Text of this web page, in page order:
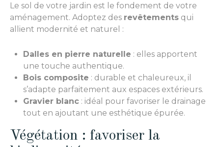
Le sol de votre jardin est le fondement de votre
aménagement. Adoptez des revêtements qui
allient modernité et naturel :
Dalles en pierre naturelle : elles apportent
une touche authentique.
Bois composite : durable et chaleureux, il
s’adapte parfaitement aux espaces extérieurs.
Gravier blanc : idéal pour favoriser le drainage
tout en ajoutant une esthétique épurée.
Végétation : favoriser la